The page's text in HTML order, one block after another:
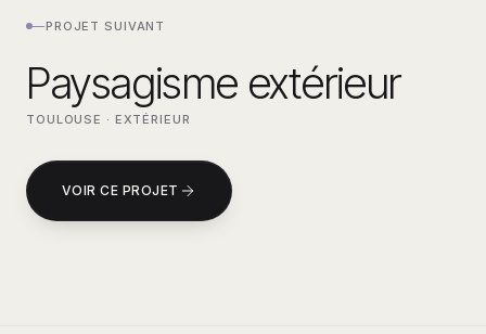
—PROJET SUIVANT
Paysagisme extérieur
TOULOUSE · EXTÉRIEUR
VOIR CE PROJET